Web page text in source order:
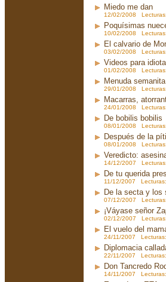
Miedo me dan
12/02/2008
Poquísimas
10/02/2008
El calvario de
03/02/2008
Videos para
01/02/2008
Menuda semanita
29/01/2008
Macarras,
24/01/2008
De bobilis bobilis
08/01/2008
Después de la
08/01/2008
Veredicto:
14/12/2007
De tu querida
11/12/2007
De la secta y los
07/12/2007
¡Váyase señor
02/12/2007
El vuelo del
24/11/2007
Diplomacia
22/11/2007
Don Tancredo
14/11/2007